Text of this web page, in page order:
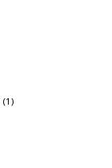
(1)